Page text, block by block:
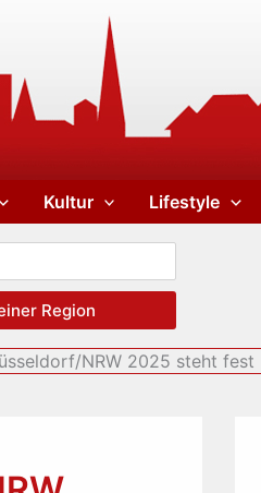
Kultur Lifestyle
Region
NRW 2025 steht fest